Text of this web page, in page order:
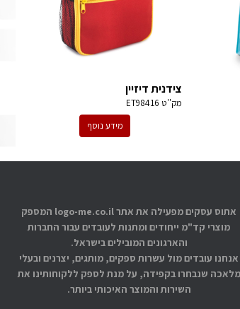
צידנית דיזיין
מק''ט ET98416
מידע נוסף
אתוס עסקים מפעילה את אתר logo-me.co.il המספק
מוצרי קד"מ ייחודים ומתנות לעובדים עבור החברות
והארגונים המובילים בישראל.
אנחנו עובדים מול עשרות ספקים, מותגים, יצרנים ובעלי
מלאכה שנבחרו בקפידה, על מנת לספק ללקוחותינו את
השירות והמוצר האיכותי ביותר.